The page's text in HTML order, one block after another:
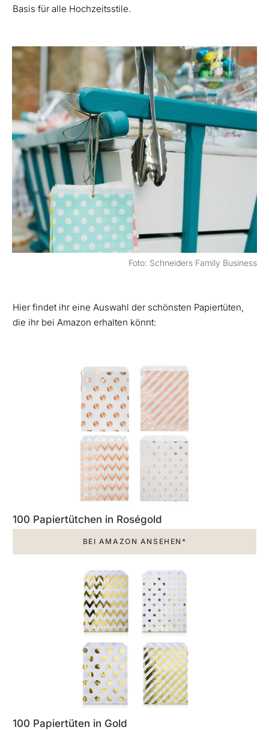
Basis für alle Hochzeitsstile.
Foto: Schneiders Family Business
Hier findet ihr eine Auswahl der schönsten Papiertüten,
die ihr bei Amazon erhalten könnt:
100 Papiertütchen in Roségold
BEI AMAZON ANSEHEN*
100 Papiertüten in Gold